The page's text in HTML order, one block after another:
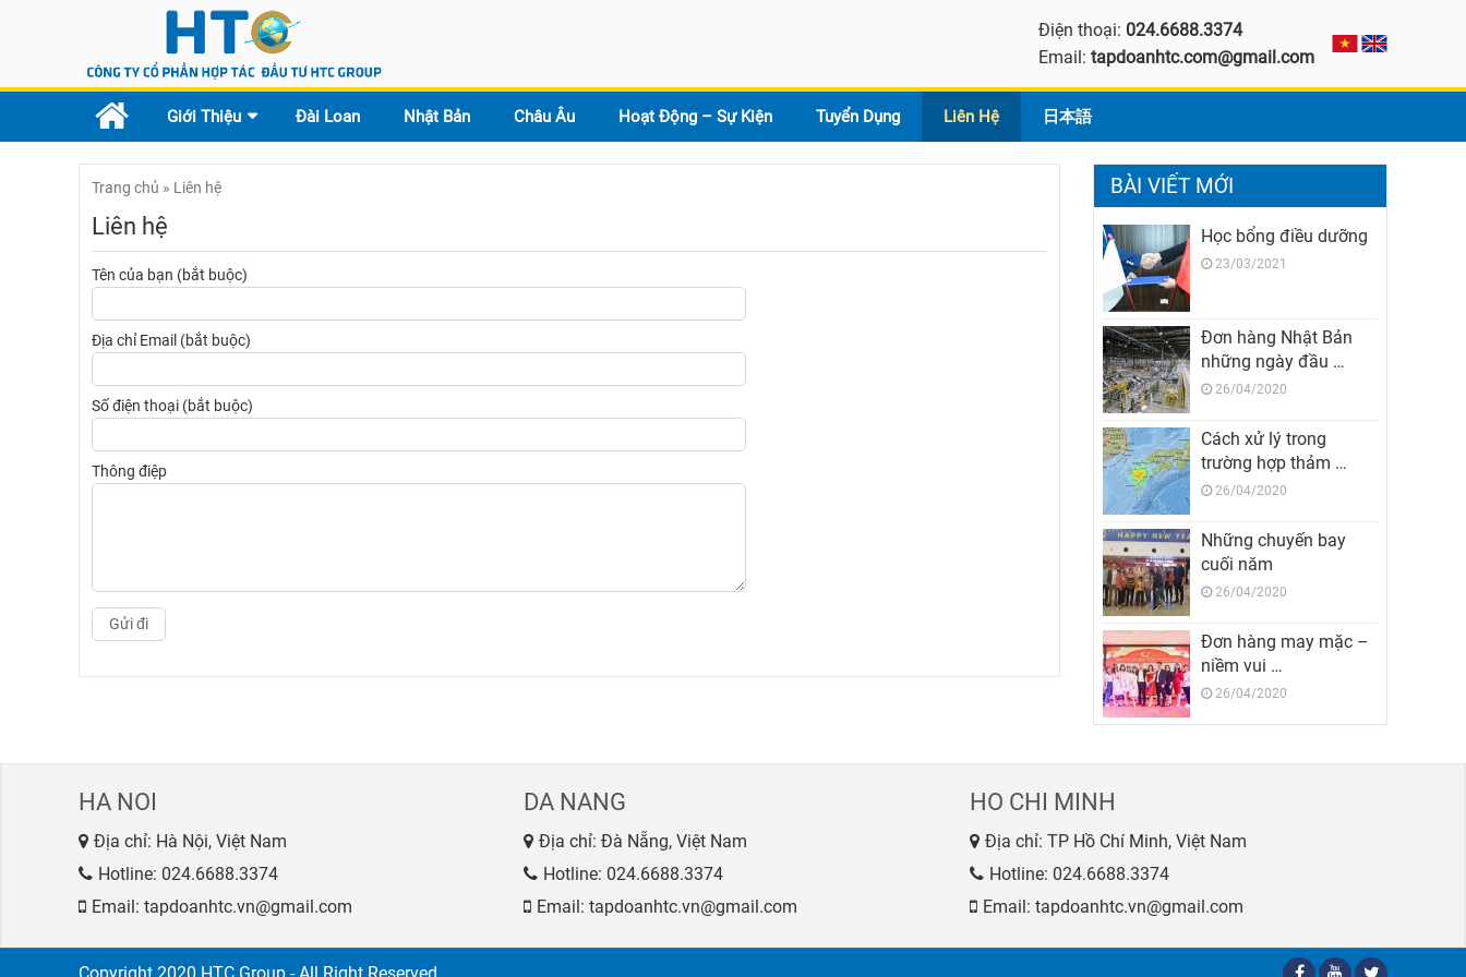
Điện thoại: 024.6688.3374
Email: tapdoanhtc.com@gmail.com
Giới Thiệu Đài Loan Nhật Bản Châu Âu Hoạt Động – Sự Kiện Tuyển Dụng Liên Hệ 日本語
Trang chủ » Liên hệ
Liên hệ
Tên của bạn (bắt buộc)
Địa chỉ Email (bắt buộc)
Số điện thoại (bắt buộc)
Thông điệp
BÀI VIẾT MỚI
Học bổng điều dưỡng
23/03/2021
Đơn hàng Nhật Bản
những ngày đầu …
26/04/2020
Cách xử lý trong
trường hợp thảm …
26/04/2020
Những chuyến bay
cuối năm
26/04/2020
Đơn hàng may mặc –
niềm vui …
26/04/2020
HA NOI
Địa chỉ: Hà Nội, Việt Nam
Hotline: 024.6688.3374
Email: tapdoanhtc.vn@gmail.com
DA NANG
Địa chỉ: Đà Nẵng, Việt Nam
Hotline: 024.6688.3374
Email: tapdoanhtc.vn@gmail.com
HO CHI MINH
Địa chỉ: TP Hồ Chí Minh, Việt Nam
Hotline: 024.6688.3374
Email: tapdoanhtc.vn@gmail.com